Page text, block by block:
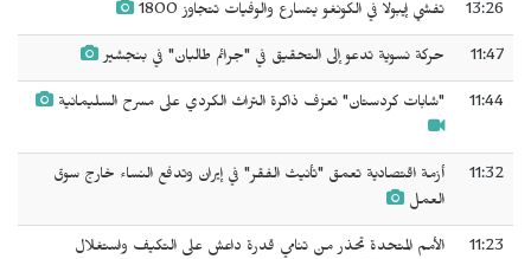
13:26 تفشي إيبولا في الكونغو يتسارع والوفيات تتجاوز 1800
11:47 حركة نسوية تدعو إلى التحقيق في "جرائم طالبان" في بنجشير
11:44 "شابات كردستان" تعزف ذاكرة التراث الكردي على مسرح السليمانية
11:32
أزمة اقتصادية تعمق "تأنيث الفقر" في إيران وتدفع النساء خارج سوق
العمل
11:23
الأمم المتحدة تحذر من تنامي قدرة داعش على التكيف واستغلال